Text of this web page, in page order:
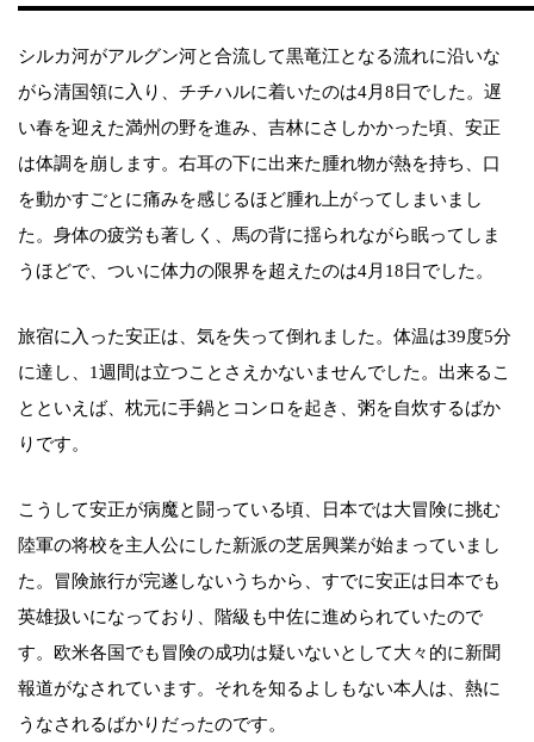
シルカ河がアルグン河と合流して黒竜江となる流れに沿いな
がら清国領に入り、チチハルに着いたのは4月8日でした。遅
い春を迎えた満州の野を進み、吉林にさしかかった頃、安正
は体調を崩します。右耳の下に出来た腫れ物が熱を持ち、口
を動かすごとに痛みを感じるほど腫れ上がってしまいまし
た。身体の疲労も著しく、馬の背に揺られながら眠ってしま
うほどで、ついに体力の限界を超えたのは4月18日でした。
旅宿に入った安正は、気を失って倒れました。体温は39度5分
に達し、1週間は立つことさえかないませんでした。出来るこ
とといえば、枕元に手鍋とコンロを起き、粥を自炊するばか
りです。
こうして安正が病魔と闘っている頃、日本では大冒険に挑む
陸軍の将校を主人公にした新派の芝居興業が始まっていまし
た。冒険旅行が完遂しないうちから、すでに安正は日本でも
英雄扱いになっており、階級も中佐に進められていたので
す。欧米各国でも冒険の成功は疑いないとして大々的に新聞
報道がなされています。それを知るよしもない本人は、熱に
うなされるばかりだったのです。